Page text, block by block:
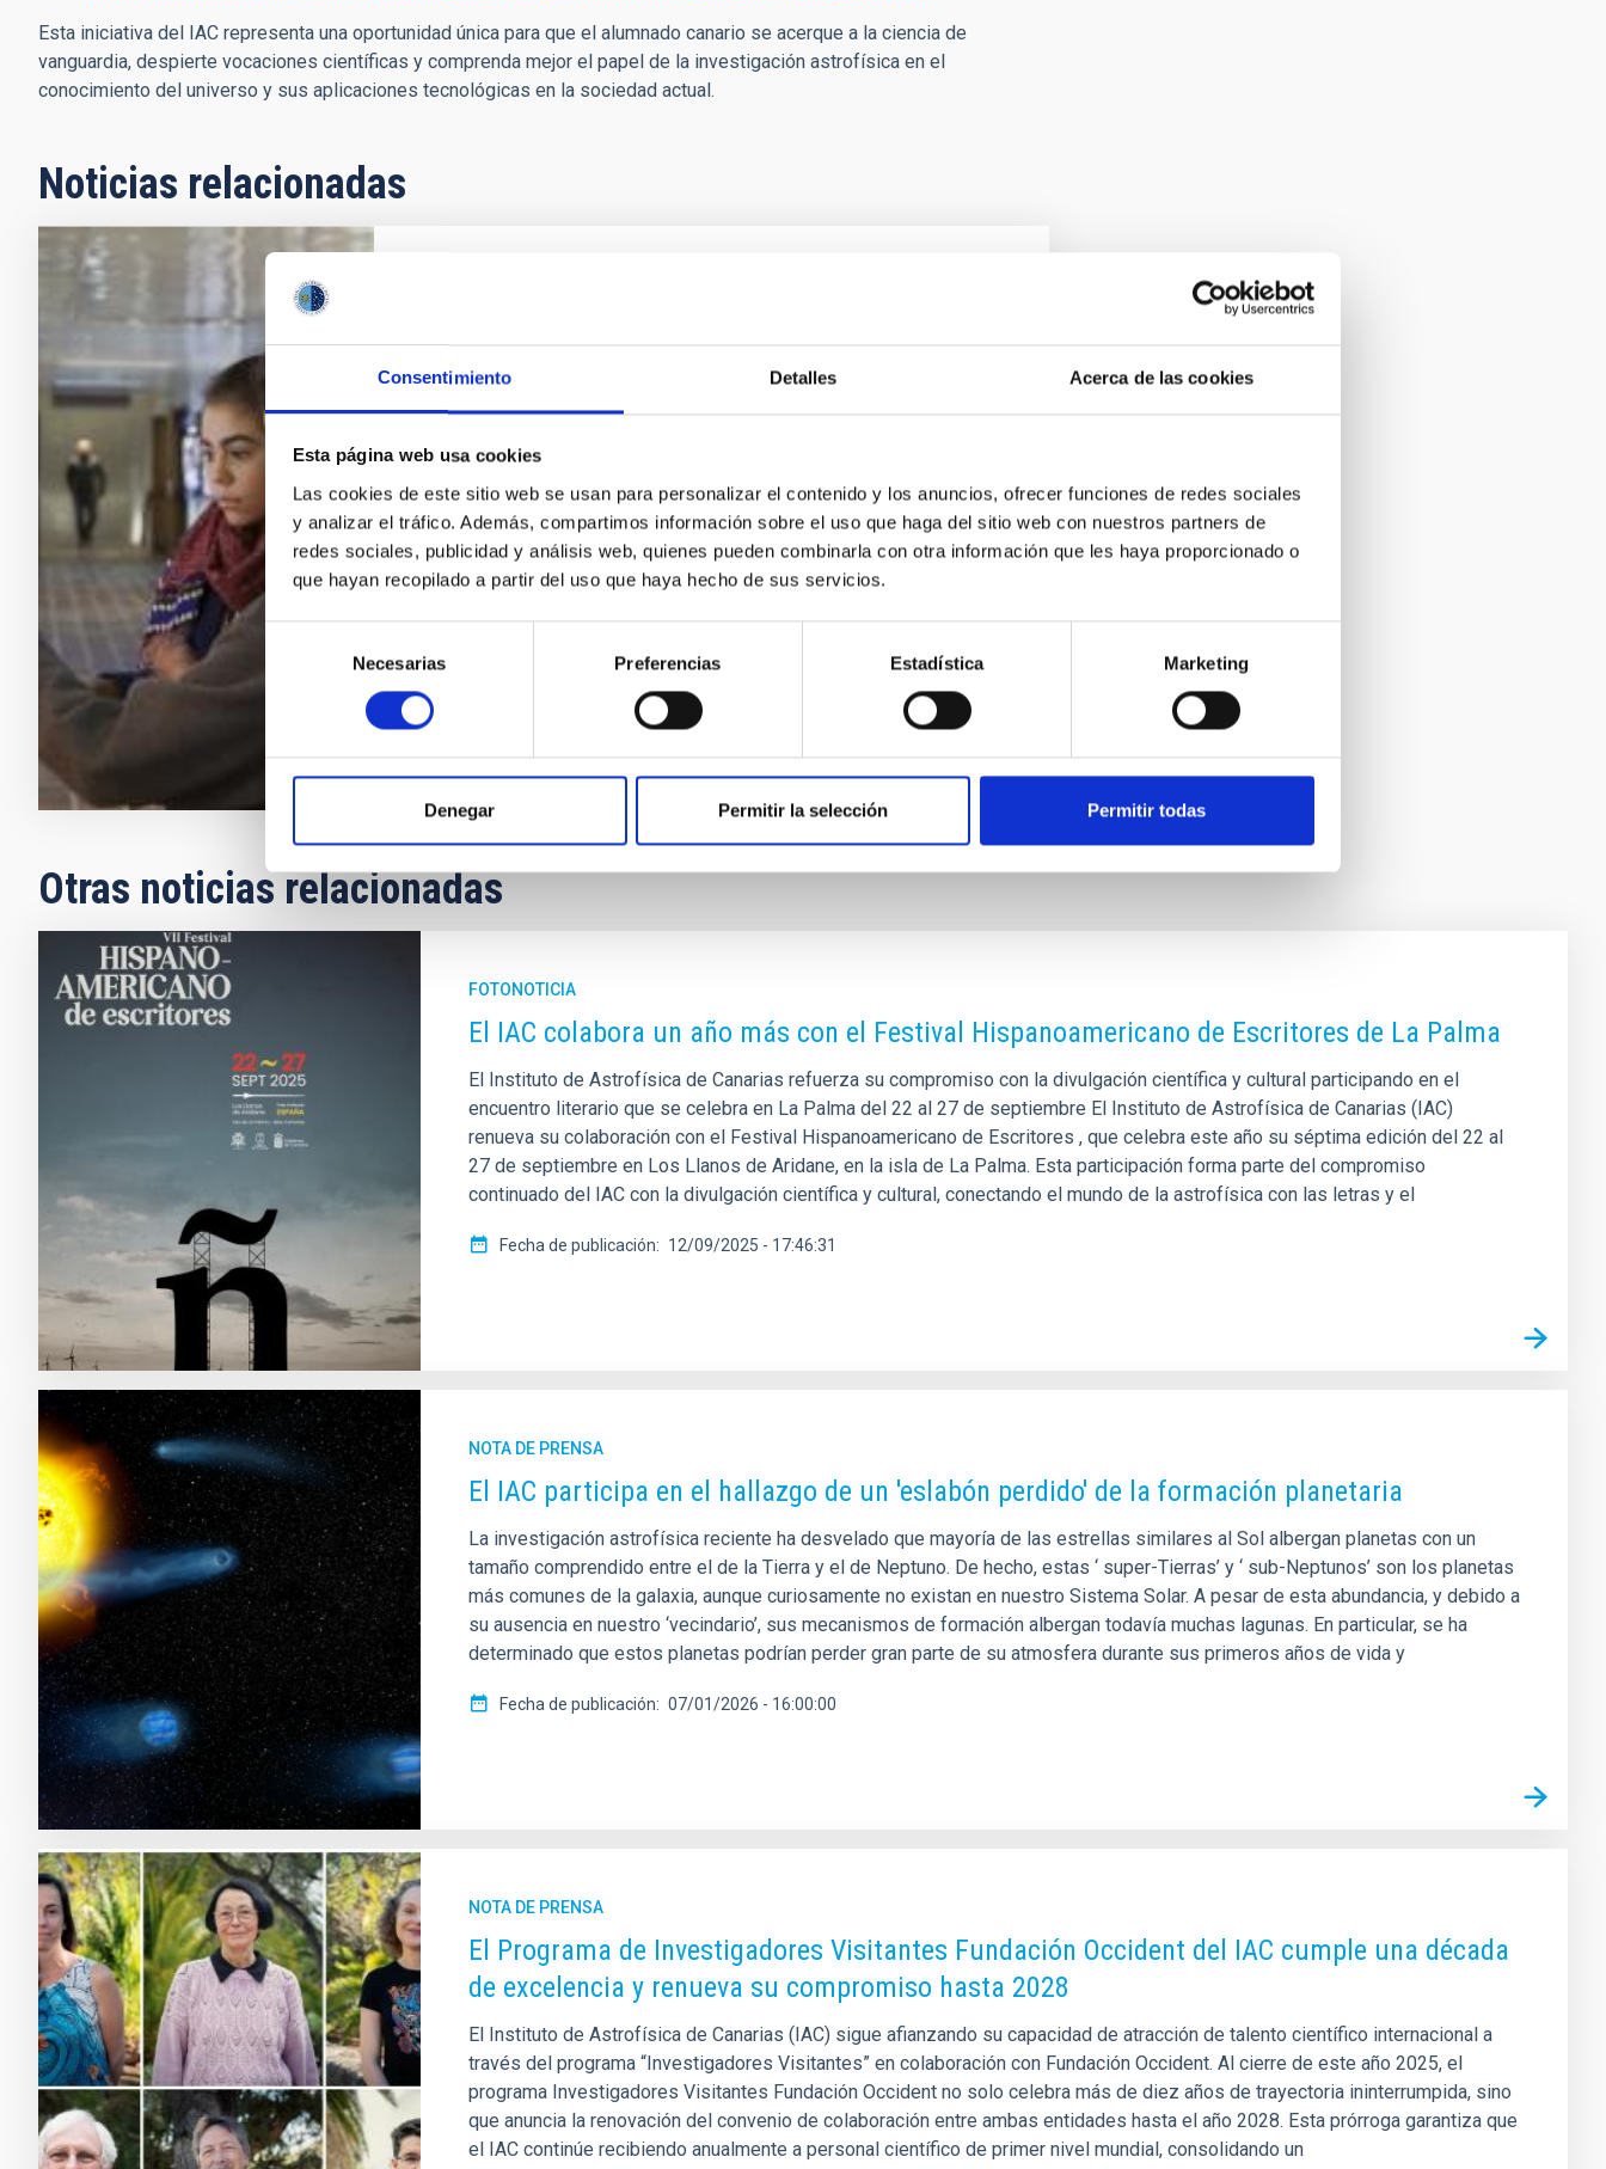
Consentimiento Detalles Acerca de las cookies
Esta página web usa cookies
Las cookies de este sitio web se usan para personalizar el contenido y los anuncios, ofrecer funciones de redes sociales
y analizar el tráfico. Además, compartimos información sobre el uso que haga del sitio web con nuestros partners de
redes sociales, publicidad y análisis web, quienes pueden combinarla con otra información que les haya proporcionado o
que hayan recopilado a partir del uso que haya hecho de sus servicios.
consentimiento
Necesarias Preferencias Estadística Marketing
Denegar Permitir la selección Permitir todas
Esta iniciativa del IAC representa una oportunidad única para que el alumnado canario se acerque a la ciencia de
vanguardia, despierte vocaciones científicas y comprenda mejor el papel de la investigación astrofísica en el
conocimiento del universo y sus aplicaciones tecnológicas en la sociedad actual.
Noticias relacionadas
El Instituto de Astrofísica de Canarias (IAC) continúa su labor
educativa y divulgativa con la apertura de sus puertas en sus sedes
educativos, con actividades que muestran de la mano de personal
especializado conceptos de Astrofísica y cómo se trabaja en este
centro de investigación que tiene como objeto desentrañar los
misterios del Universo. Así, el alumnado de centros escolares de
Canarias tiene la opción de visitar el Observatorio del Teide, en
Otras noticias relacionadas
FOTONOTICIA
El IAC colabora un año más con el Festival Hispanoamericano de Escritores de La Palma
El Instituto de Astrofísica de Canarias refuerza su compromiso con la divulgación científica y cultural participando en el
encuentro literario que se celebra en La Palma del 22 al 27 de septiembre El Instituto de Astrofísica de Canarias (IAC)
renueva su colaboración con el Festival Hispanoamericano de Escritores , que celebra este año su séptima edición del 22 al
27 de septiembre en Los Llanos de Aridane, en la isla de La Palma. Esta participación forma parte del compromiso
continuado del IAC con la divulgación científica y cultural, conectando el mundo de la astrofísica con las letras y el
Fecha de publicación 12/09/2025 - 17:46:31
NOTA DE PRENSA
El IAC participa en el hallazgo de un 'eslabón perdido' de la formación planetaria
La investigación astrofísica reciente ha desvelado que mayoría de las estrellas similares al Sol albergan planetas con un
tamaño comprendido entre el de la Tierra y el de Neptuno. De hecho, estas ‘ super-Tierras’ y ‘ sub-Neptunos’ son los planetas
más comunes de la galaxia, aunque curiosamente no existan en nuestro Sistema Solar. A pesar de esta abundancia, y debido a
su ausencia en nuestro ‘vecindario’, sus mecanismos de formación albergan todavía muchas lagunas. En particular, se ha
determinado que estos planetas podrían perder gran parte de su atmosfera durante sus primeros años de vida y
Fecha de publicación 07/01/2026 - 16:00:00
NOTA DE PRENSA
El Programa de Investigadores Visitantes Fundación Occident del IAC cumple una década
de excelencia y renueva su compromiso hasta 2028
El Instituto de Astrofísica de Canarias (IAC) sigue afianzando su capacidad de atracción de talento científico internacional a
través del programa “Investigadores Visitantes” en colaboración con Fundación Occident. Al cierre de este año 2025, el
programa Investigadores Visitantes Fundación Occident no solo celebra más de diez años de trayectoria ininterrumpida, sino
que anuncia la renovación del convenio de colaboración entre ambas entidades hasta el año 2028. Esta prórroga garantiza que
el IAC continúe recibiendo anualmente a personal científico de primer nivel mundial, consolidando un